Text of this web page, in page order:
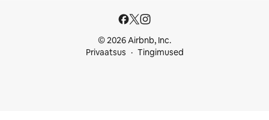
© 2026 Airbnb, Inc.
Privaatsus
Tingimused